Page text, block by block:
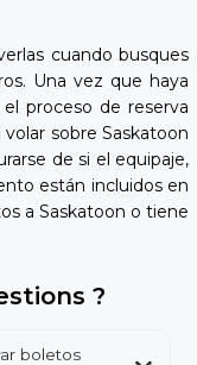
cuando busques
Una vez que haya
proceso de reserva
sobre Saskatoon
de si el equipaje,
están incluidos en
a Saskatoon o tiene
?
boletos